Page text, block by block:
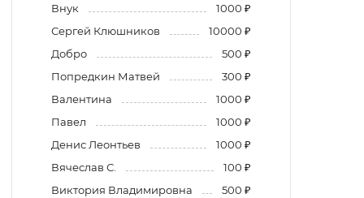
Внук
1000 ₽
Сергей Клюшников
10000 ₽
Добро
500 ₽
Попредкин Матвей
300 ₽
Валентина
1000 ₽
Павел
1000 ₽
Денис Леонтьев
1000 ₽
Вячеслав С.
100 ₽
Виктория Владимировна
500 ₽